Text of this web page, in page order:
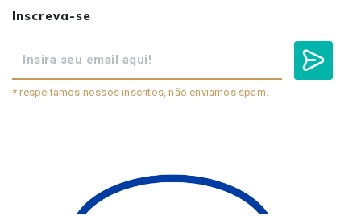
Inscreva-se
* respeitamos nossos inscritos, não enviamos spam.